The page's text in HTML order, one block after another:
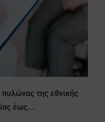
της εθνικής
έως...